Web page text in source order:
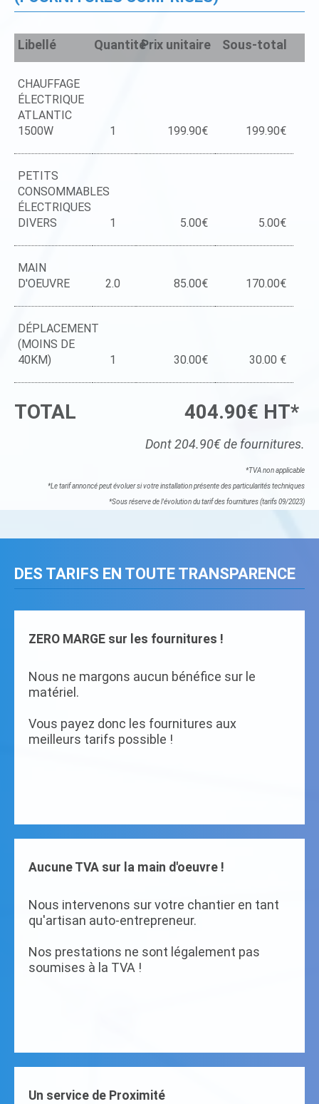
Libellé QuantitéPrix unitaire Sous-total
CHAUFFAGE
ÉLECTRIQUE
ATLANTIC
1500W
1 199.90€ 199.90€
PETITS
CONSOMMABLES
ÉLECTRIQUES
DIVERS
1 5.00€ 5.00€
MAIN
D'OEUVRE
2.0 85.00€ 170.00€
DÉPLACEMENT
(MOINS DE
40KM)
1 30.00€ 30.00 €
TOTAL 404.90€ HT*
Dont 204.90€ de fournitures.
*TVA non applicable
*Le tarif annoncé peut évoluer si votre installation présente des particularités techniques
*Sous réserve de l'évolution du tarif des fournitures (tarifs 09/2023)
DES TARIFS EN TOUTE TRANSPARENCE
ZERO MARGE sur les fournitures !
Nous ne margons aucun bénéfice sur le
matériel.
Vous payez donc les fournitures aux
meilleurs tarifs possible !
Aucune TVA sur la main d'oeuvre !
Nous intervenons sur votre chantier en tant
qu'artisan auto-entrepreneur.
Nos prestations ne sont légalement pas
soumises à la TVA !
Un service de Proximité